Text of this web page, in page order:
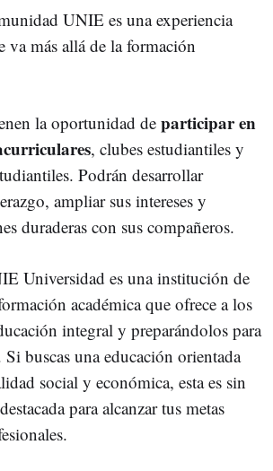
UNIE es una experiencia
va más allá de la formación
la oportunidad de participar en
, clubes estudiantiles y
Podrán desarrollar
ampliar sus intereses y
duraderas con sus compañeros.
Universidad es una institución de
académica que ofrece a los
integral y preparándolos para
buscas una educación orientada
social y económica, esta es sin
para alcanzar tus metas